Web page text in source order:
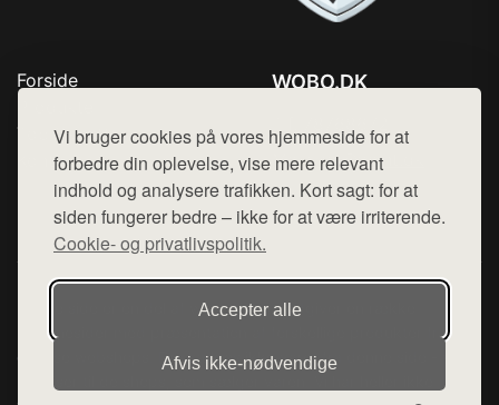
Vi bruger cookies på vores hjemmeside for at
forbedre din oplevelse, vise mere relevant
indhold og analysere trafikken. Kort sagt: for at
siden fungerer bedre – ikke for at være irriterende.
Cookie- og privatlivspolitik.
Accepter alle
Afvis ikke‑nødvendige
Forside
Top Rabatter
Kontakt
WOBO.DK
Mail: hej@want.dk
Cookie- og privatlivspolitik
Denne side er en del af want.dk, der udgiver en række
hjemmesider med præsentation af forskellige produkter fra
diverse webshops. Der sælges ikke varer fra denne side - vi
henviser til de shops, som sælger varen. Vi har heller ikke